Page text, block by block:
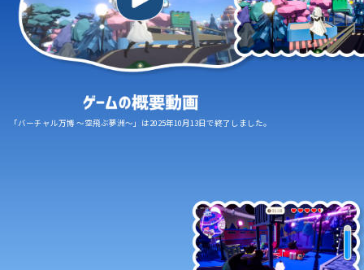
「バーチャル万博 ～空飛ぶ夢洲～」は2025年10月13日で終了しました。